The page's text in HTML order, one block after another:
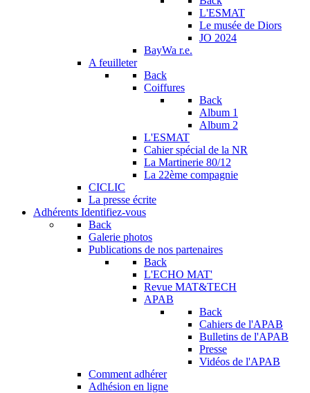
L'ESMAT
Le musée de Diors
JO 2024
BayWa r.e.
A feuilleter
Back
Coiffures
Back
Album 1
Album 2
L'ESMAT
Cahier spécial de la NR
La Martinerie 80/12
La 22ème compagnie
CICLIC
La presse écrite
Adhérents Identifiez-vous
Back
Galerie photos
Publications de nos partenaires
Back
L'ECHO MAT'
Revue MAT&TECH
APAB
Back
Cahiers de l'APAB
Bulletins de l'APAB
Presse
Vidéos de l'APAB
Comment adhérer
Adhésion en ligne